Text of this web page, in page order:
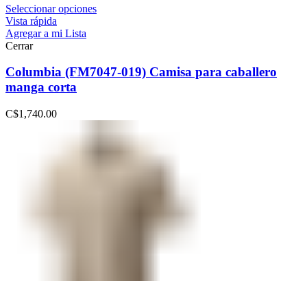
Seleccionar opciones
Vista rápida
Agregar a mi Lista
Cerrar
Columbia (FM7047-019) Camisa para caballero
manga corta
C$1,740.00